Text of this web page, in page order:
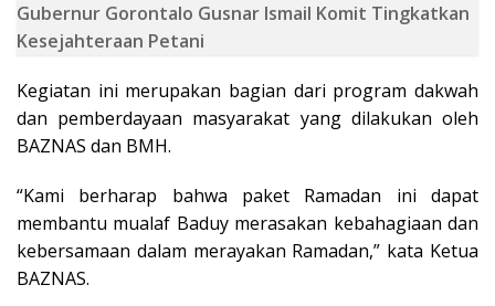
Gubernur Gorontalo Gusnar Ismail Komit Tingkatkan
Kesejahteraan Petani
Kegiatan ini merupakan bagian dari program dakwah
dan pemberdayaan masyarakat yang dilakukan oleh
BAZNAS dan BMH.
“Kami berharap bahwa paket Ramadan ini dapat
membantu mualaf Baduy merasakan kebahagiaan dan
kebersamaan dalam merayakan Ramadan,” kata Ketua
BAZNAS.